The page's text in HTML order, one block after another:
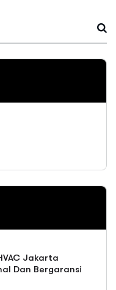
Jakarta
Dan Bergaransi